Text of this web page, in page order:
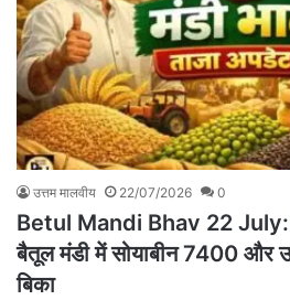
उत्तम मालवीय 22/07/2026 0
Betul Mandi Bhav 22 July:
बैतूल मंडी में सोयाबीन 7400 और
बिका